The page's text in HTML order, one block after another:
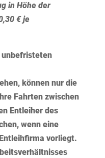
in Höhe der
€ je
unbefristeten
können nur die
Fahrten zwischen
Entleiher des
wenn eine
vorliegt.